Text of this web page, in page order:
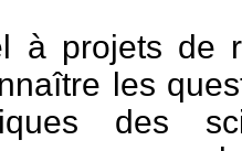
à projets de
les
des